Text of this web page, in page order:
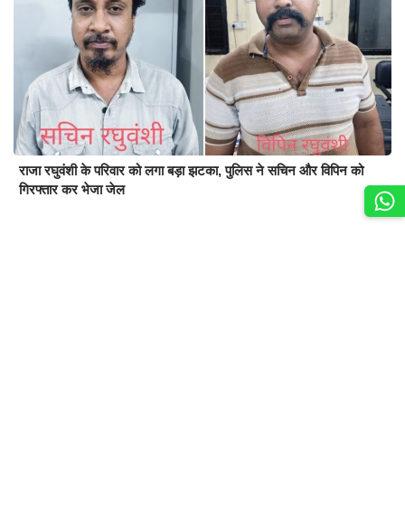
राजा रघुवंशी के परिवार को लगा बड़ा झटका, पुलिस ने सचिन और विपिन को
गिरफ्तार कर भेजा जेल